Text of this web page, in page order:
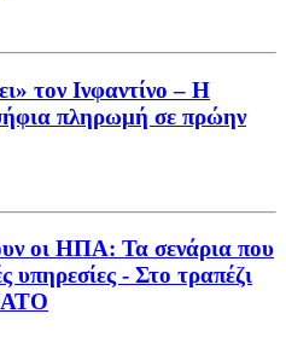
τον Ινφαντίνο – Η
πληρωμή σε πρώην
οι ΗΠΑ: Τα σενάρια που
υπηρεσίες - Στο τραπέζι